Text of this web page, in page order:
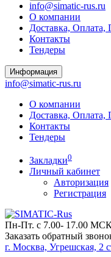
info@simatic-rus.ru
О компании
Доставка, Оплата,
Контакты
Тендеры
Информация
info@simatic-rus.ru
О компании
Доставка, Оплата,
Контакты
Тендеры
Закладки0
Личный кабинет
Авторизация
Регистрация
Пн-Пт. с 7.00- 17.00
Заказать обратный
г. Москва, Угрешская, 2